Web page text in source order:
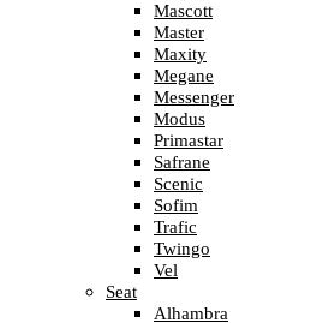
Mascott
Master
Maxity
Megane
Messenger
Modus
Primastar
Safrane
Scenic
Sofim
Trafic
Twingo
Vel
Seat
Alhambra